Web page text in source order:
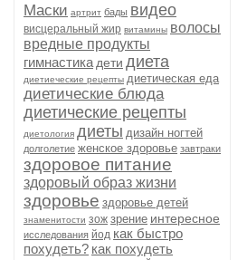
Маски артрит бады видео
висцеральный жир витамины волосы
вредные продукты
гимнастика дети диета
диетиеческие рецепты диетическая еда
диетические блюда
диетические рецепты
диетология диеты дизайн ногтей
долголетие женское здоровье завтраки
здоровое питание
здоровый образ жизни
здоровье здоровье детей
знаменитости зож зрение интересное
исследования йод как быстро
похудеть? как похудеть